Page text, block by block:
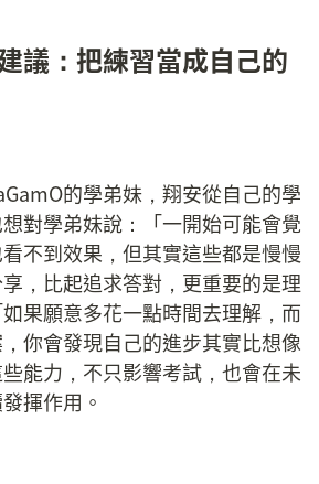
議：把練習當成自己的
的學弟妹，翔安從自己的學
對學弟妹說：「一開始可能會覺
不到效果，但其實這些都是慢慢
，比起追求答對，更重要的是理
果願意多花一點時間去理解，而
你會發現自己的進步其實比想像
能力，不只影響考試，也會在未
揮作用。